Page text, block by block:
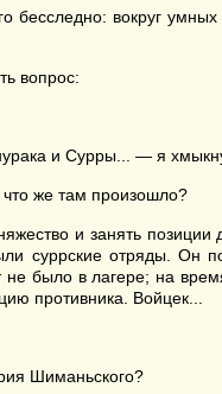
вокруг
вопрос:
и Сурры... — я
же там произошло?
и занять
суррские отряды. Он
было в лагере; на
противника. Войцек...
Шиманьского?